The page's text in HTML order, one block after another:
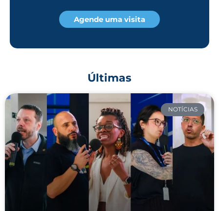
Agende uma visita
Últimas
NOTÍCIAS